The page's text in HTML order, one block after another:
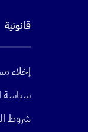
قانونية
إخلاء
سياسة
شروط